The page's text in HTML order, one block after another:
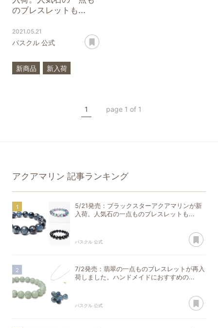
のブレスレットも...
2021.05.21
パスクル 公式
新商品
新入荷
一点もの
1 page 1 of 1
アクアマリン 記事ランキング
5/21発売：ブラックスターアクアマリンが新
入荷。人気石の一点ものブレスレットも...
パスクル 公式
7/2発売：翡翠の一点ものブレスレットが再入
荷しました。ハンドメイドにおすすめの...
パスクル 公式